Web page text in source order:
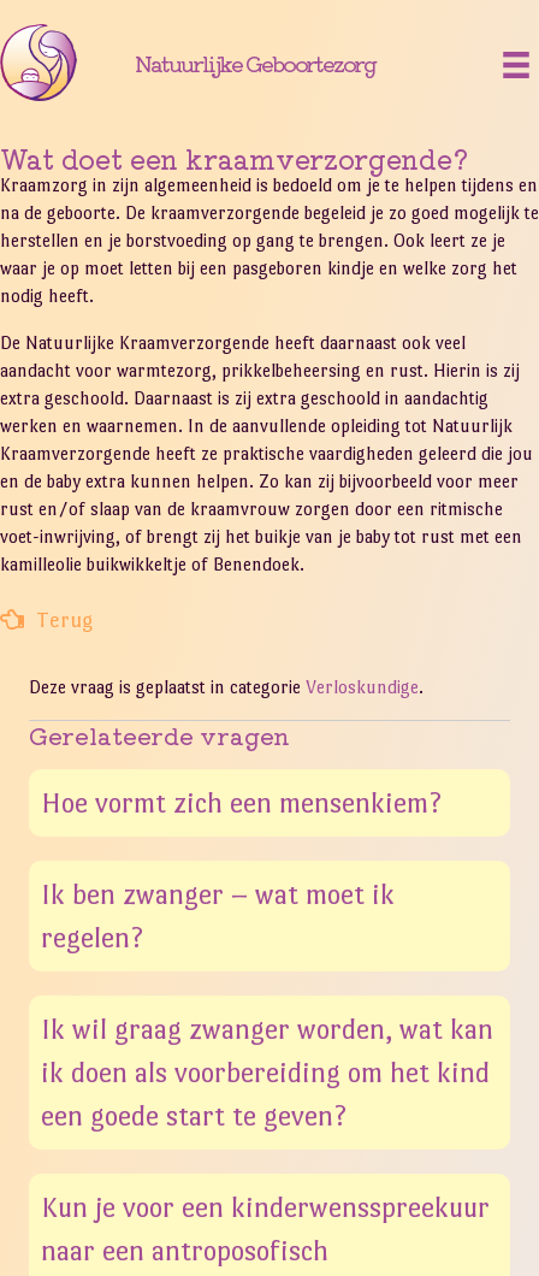
Natuurlijke Geboortezorg
Wat doet een kraamverzorgende?
Kraamzorg in zijn algemeenheid is bedoeld om je te helpen tijdens en
na de geboorte. De kraamverzorgende begeleid je zo goed mogelijk te
herstellen en je borstvoeding op gang te brengen. Ook leert ze je
waar je op moet letten bij een pasgeboren kindje en welke zorg het
nodig heeft.
De Natuurlijke Kraamverzorgende heeft daarnaast ook veel
aandacht voor warmtezorg, prikkelbeheersing en rust. Hierin is zij
extra geschoold. Daarnaast is zij extra geschoold in aandachtig
werken en waarnemen. In de aanvullende opleiding tot Natuurlijk
Kraamverzorgende heeft ze praktische vaardigheden geleerd die jou
en de baby extra kunnen helpen. Zo kan zij bijvoorbeeld voor meer
rust en/of slaap van de kraamvrouw zorgen door een ritmische
voet-inwrijving, of brengt zij het buikje van je baby tot rust met een
kamilleolie buikwikkeltje of Benendoek.
Terug
Deze vraag is geplaatst in categorie Verloskundige.
Gerelateerde vragen
Hoe vormt zich een mensenkiem?
Ik ben zwanger – wat moet ik
regelen?
Ik wil graag zwanger worden, wat kan
ik doen als voorbereiding om het kind
een goede start te geven?
Kun je voor een kinderwensspreekuur
naar een antroposofisch